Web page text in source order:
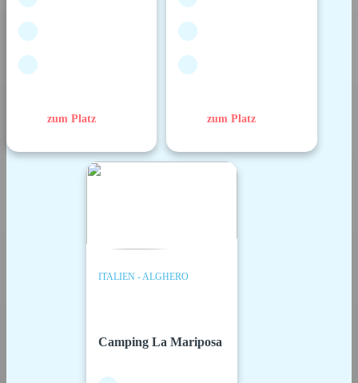
zum Platz zum Platz
ITALIEN - ALGHERO
Camping La Mariposa